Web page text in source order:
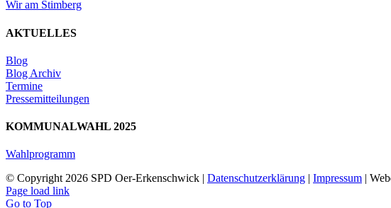
Wir am Stimberg
AKTUELLES
Blog
Blog Archiv
Termine
Pressemitteilungen
KOMMUNALWAHL 2025
Wahlprogramm
© Copyright2026 SPD Oer-Erkenschwick | Datenschutzerklärung Impressum |
Page load link
Go to Top